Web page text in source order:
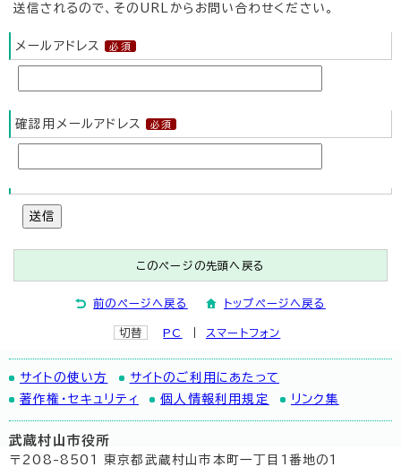
送信されるので、そのURLからお問い合わせください。
メールアドレス
確認用メールアドレス
送信
このページの先頭へ戻る
前のページへ戻る トップページへ戻る
切替 PC スマートフォン
サイトの使い方
サイトのご利用にあたって
著作権・セキュリティ
個人情報利用規定 リンク集
武蔵村山市役所
〒208-8501 東京都武蔵村山市本町一丁目1番地の1